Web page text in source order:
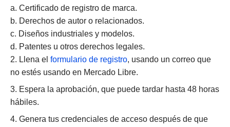
a. Certificado de registro de marca.
b. Derechos de autor o relacionados.
c. Diseños industriales y modelos.
d. Patentes u otros derechos legales.
2. Llena el formulario de registro, usando un correo que
no estés usando en Mercado Libre.
3. Espera la aprobación, que puede tardar hasta 48 horas
hábiles.
4. Genera tus credenciales de acceso después de que